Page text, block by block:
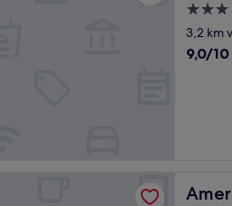
3.0-
3,2 km
9.0
9,0/10